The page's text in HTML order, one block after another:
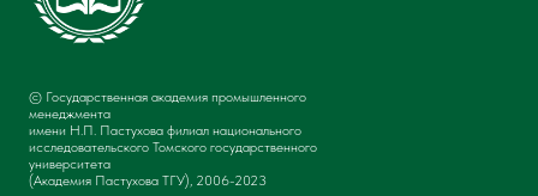
© Государственная академия промышленного
менеджмента
имени Н.П. Пастухова филиал национального
исследовательского Томского государственного
университета
(Академия Пастухова ТГУ), 2006-2023